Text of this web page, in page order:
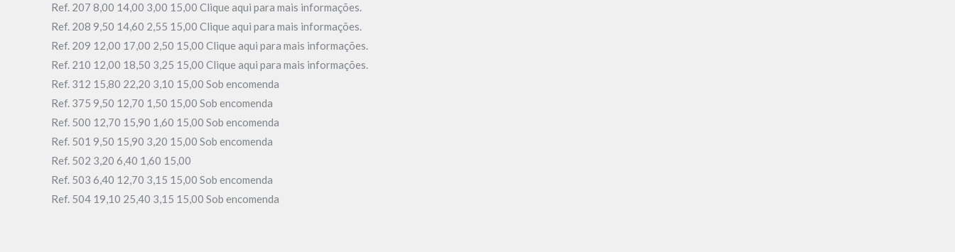
Ref. 207 8,00 14,00 3,00 15,00 Clique aqui para mais informações.
Ref. 208 9,50 14,60 2,55 15,00 Clique aqui para mais informações.
Ref. 209 12,00 17,00 2,50 15,00 Clique aqui para mais informações.
Ref. 210 12,00 18,50 3,25 15,00 Clique aqui para mais informações.
Ref. 312 15,80 22,20 3,10 15,00 Sob encomenda
Ref. 375 9,50 12,70 1,50 15,00 Sob encomenda
Ref. 500 12,70 15,90 1,60 15,00 Sob encomenda
Ref. 501 9,50 15,90 3,20 15,00 Sob encomenda
Ref. 502 3,20 6,40 1,60 15,00
Ref. 503 6,40 12,70 3,15 15,00 Sob encomenda
Ref. 504 19,10 25,40 3,15 15,00 Sob encomenda